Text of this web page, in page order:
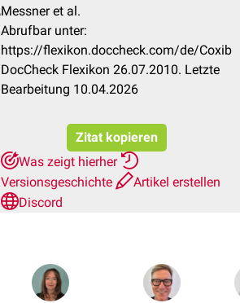
Messner et al.
Abrufbar unter:
https://flexikon.doccheck.com/de/Coxib
DocCheck Flexikon 26.07.2010. Letzte
Bearbeitung 10.04.2026
Zitat kopieren
Was zeigt hierher
Versionsgeschichte
Artikel erstellen
Discord